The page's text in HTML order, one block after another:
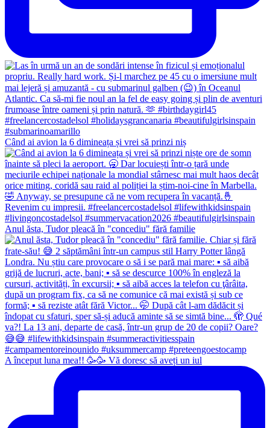
Când ai avion la 6 dimineața și vrei să prinzi niș
Anul ăsta, Tudor pleacă în "concediu" fără familie
A început luna mea!! 🥳🥳 Vă doresc să aveți un iul